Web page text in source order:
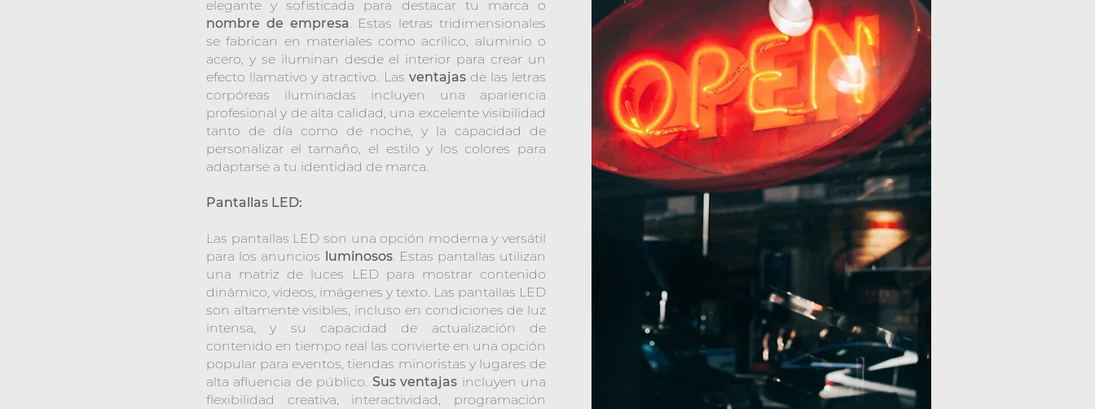
elegante y sofisticada para destacar tu marca o
nombre de empresa. Estas letras tridimensionales
se fabrican en materiales como acrílico, aluminio o
acero, y se iluminan desde el interior para crear un
efecto llamativo y atractivo. Las ventajasde las letras
corpóreas iluminadas incluyen una apariencia
profesional y de alta calidad, una excelente visibilidad
tanto de día como de noche, y la capacidad de
personalizar el tamaño, el estilo y los colores para
adaptarse a tu identidad de marca.
Pantallas LED:
Las pantallas LED son una opción moderna y versátil
para los anuncios luminosos. Estas pantallas utilizan
una matriz de luces LED para mostrar contenido
dinámico, videos, imágenes y texto. Las pantallas LED
son altamente visibles, incluso en condiciones de luz
intensa, y su capacidad de actualización de
contenido en tiempo real las convierte en una opción
popular para eventos, tiendas minoristas y lugares de
alta afluencia de público. Sus ventajas incluyen una
flexibilidad creativa, interactividad, programación